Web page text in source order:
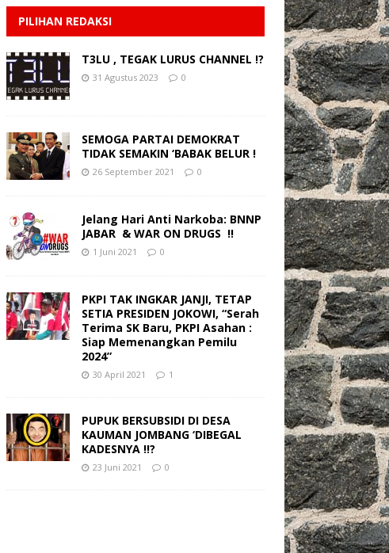
PILIHAN REDAKSI
T3LU , TEGAK LURUS CHANNEL !?
31 Agustus 2023 0
SEMOGA PARTAI DEMOKRAT
TIDAK SEMAKIN ‘BABAK BELUR !
26 September 2021 0
Jelang Hari Anti Narkoba: BNNP
JABAR & WAR ON DRUGS !!
1 Juni 2021 0
PKPI TAK INGKAR JANJI, TETAP
SETIA PRESIDEN JOKOWI, “Serah
Terima SK Baru, PKPI Asahan :
Siap Memenangkan Pemilu
2024”
30 April 2021 1
PUPUK BERSUBSIDI DI DESA
KAUMAN JOMBANG ‘DIBEGAL
KADESNYA !!?
23 Juni 2021 0